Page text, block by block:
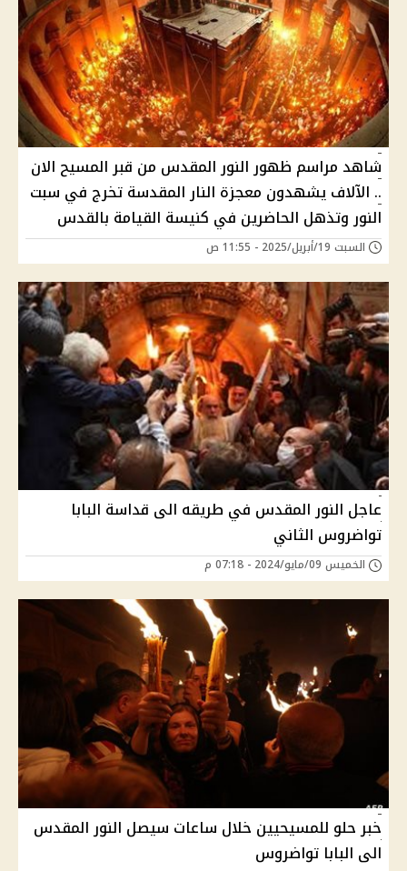
شاهد مراسم ظهور النور المقدس من قبر المسيح الان
.. الآلاف يشهدون معجزة النار المقدسة تخرج في سبت
النور وتذهل الحاضرين في كنيسة القيامة بالقدس
السبت 19/أبريل/2025 - 11:55 ص
عاجل النور المقدس في طريقه الى قداسة البابا
تواضروس الثاني
الخميس 09/مايو/2024 - 07:18 م
خبر حلو للمسيحيين خلال ساعات سيصل النور المقدس
الى البابا تواضروس